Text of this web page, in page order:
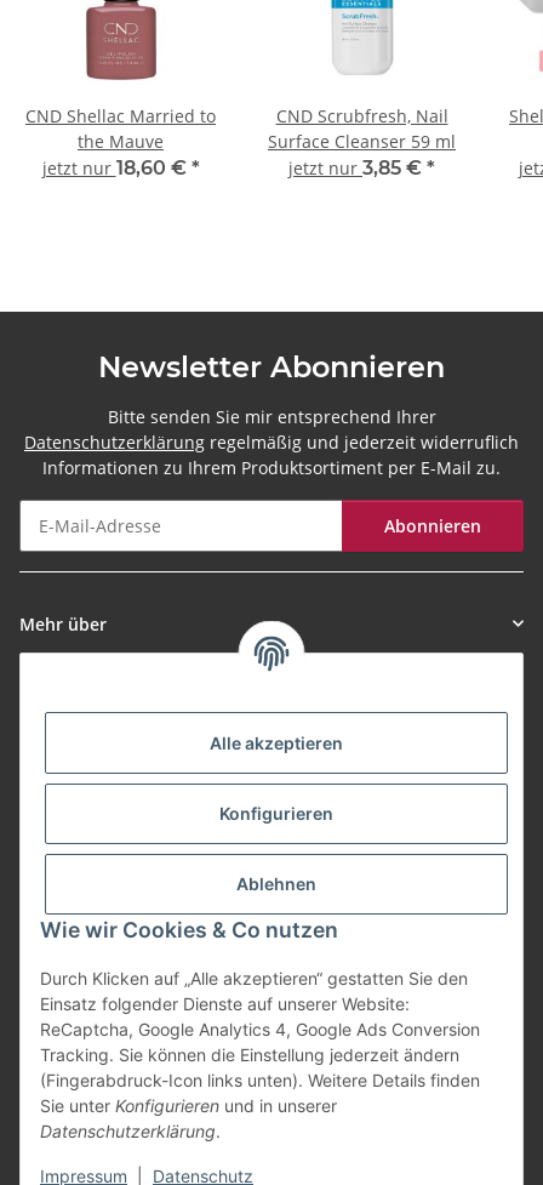
Alle akzeptieren
Konfigurieren
Ablehnen
Wie wir Cookies & Co nutzen
Durch Klicken auf „Alle akzeptieren“ gestatten Sie den
Einsatz folgender Dienste auf unserer Website:
ReCaptcha, Google Analytics 4, Google Ads Conversion
Tracking. Sie können die Einstellung jederzeit ändern
(Fingerabdruck-Icon links unten). Weitere Details finden
Sie unter Konfigurieren und in unserer
Datenschutzerklärung.
Impressum Datenschutz
CND Shellac Married to
the Mauve
jetzt nur 18,60 € *
CND Scrubfresh, Nail
Surface Cleanser 59 ml
jetzt nur 3,85 € *
Newsletter Abonnieren
Bitte senden Sie mir entsprechend Ihrer
Datenschutzerklärung regelmäßig und jederzeit widerruflich
Informationen zu Ihrem Produktsortiment per E-Mail zu.
Abonnieren
Mehr über
Vertrag widerrufen